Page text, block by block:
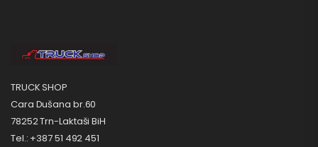
TRUCK SHOP
Cara Dušana br.60
78252 Trn-Laktaši BiH
Tel.: +387 51 492 451